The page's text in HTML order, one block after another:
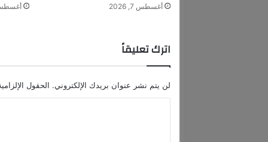
م
ة
ا
ل
أغسطس 7, 2026 أغسطس 7,
اترك تعليقاً
لن يتم نشر عنوان بريدك الإلكتروني. الحقول